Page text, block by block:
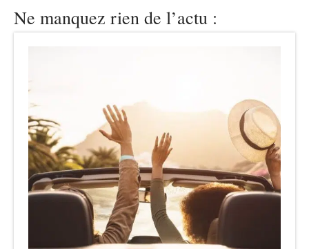
Ne manquez rien de l’actu :